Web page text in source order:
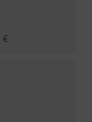
€